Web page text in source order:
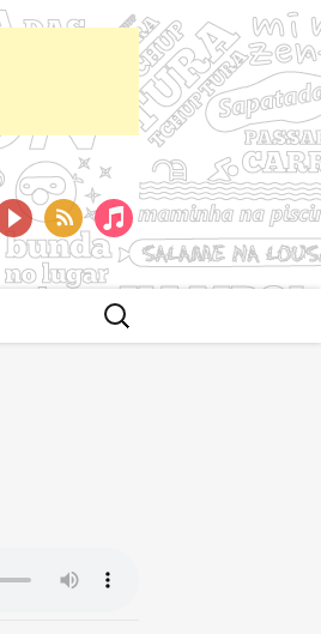
YoutTubeRSS iTunes
Buscar
por: